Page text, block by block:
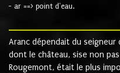
- ar ==> point d'eau.
Aranc dépendait du seigneur
dont le château, sise non
Rougemont, était le plus